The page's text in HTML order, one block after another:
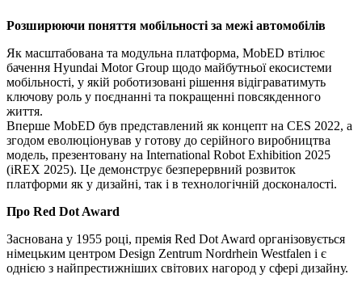
Розширюючи поняття мобільності за межі автомобілів
Як масштабована та модульна платформа, MobED втілює
бачення Hyundai Motor Group щодо майбутньої екосистеми
мобільності, у якій роботизовані рішення відіграватимуть
ключову роль у поєднанні та покращенні повсякденного
життя.
Вперше MobED був представлений як концепт на CES 2022, а
згодом еволюціонував у готову до серійного виробництва
модель, презентовану на International Robot Exhibition 2025
(iREX 2025). Це демонструє безперервний розвиток
платформи як у дизайні, так і в технологічній досконалості.
Про Red Dot Award
Заснована у 1955 році, премія Red Dot Award організовується
німецьким центром Design Zentrum Nordrhein Westfalen і є
однією з найпрестижніших світових нагород у сфері дизайну.